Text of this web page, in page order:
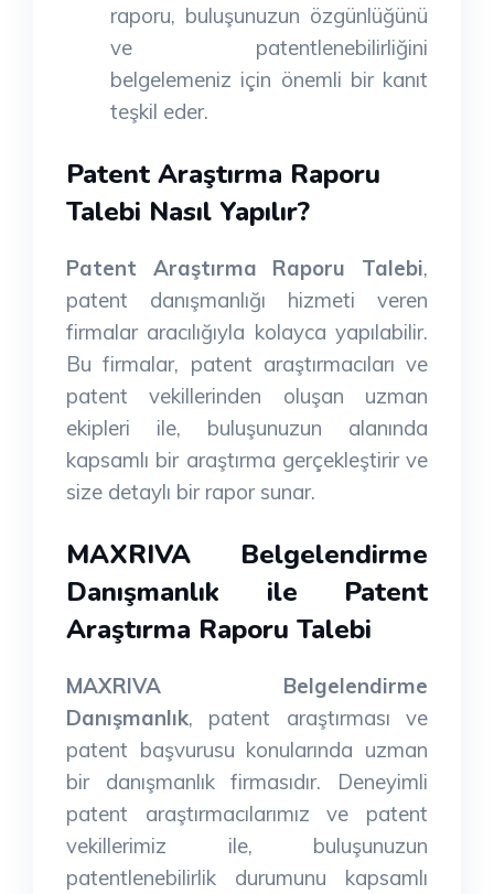
raporu, buluşunuzun özgünlüğünü
ve patentlenebilirliğini
belgelemeniz için önemli bir kanıt
teşkil eder.
Patent Araştırma Raporu
Talebi Nasıl Yapılır?
Patent Araştırma Raporu Talebi,
patent danışmanlığı hizmeti veren
firmalar aracılığıyla kolayca yapılabilir.
Bu firmalar, patent araştırmacıları ve
patent vekillerinden oluşan uzman
ekipleri ile, buluşunuzun alanında
kapsamlı bir araştırma gerçekleştirir ve
size detaylı bir rapor sunar.
MAXRIVA Belgelendirme
Danışmanlık ile Patent
Araştırma Raporu Talebi
MAXRIVA Belgelendirme
Danışmanlık, patent araştırması ve
patent başvurusu konularında uzman
bir danışmanlık firmasıdır. Deneyimli
patent araştırmacılarımız ve patent
vekillerimiz ile, buluşunuzun
patentlenebilirlik durumunu kapsamlı